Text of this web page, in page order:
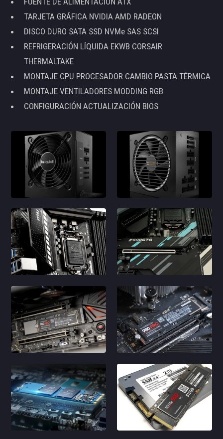
TARJETA GRÁFICA NVIDIA AMD RADEON
DISCO DURO SATA SSD NVMe SAS SCSI
REFRIGERACIÓN LÍQUIDA EKWB CORSAIR
THERMALTAKE
MONTAJE CPU PROCESADOR CAMBIO PASTA TÉRMICA
MONTAJE VENTILADORES MODDING RGB
CONFIGURACIÓN ACTUALIZACIÓN BIOS